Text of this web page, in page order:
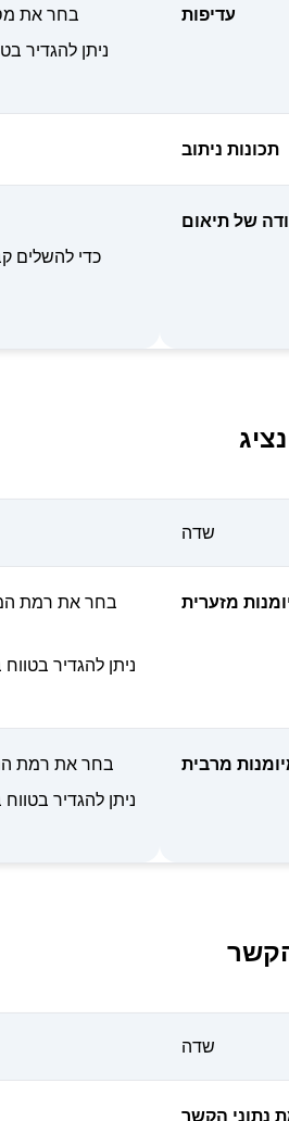
עדיפות
בחר את
תכונות ניתוב
של תיאום
כדי להשלים
שדה
מזערית
בחר את רמת
מרבית
בחר את רמת
שדה
נתוני הקשר